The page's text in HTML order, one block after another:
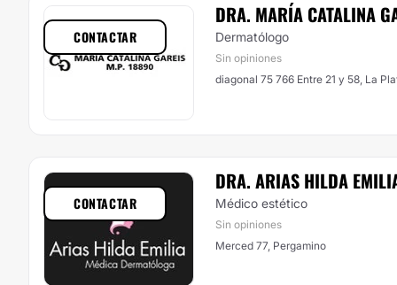
DRA. MARÍA CATALINA
Dermatólogo
Sin opiniones
diagonal 75 766 Entre 21 y 58, La
CONTACTAR
DRA. ARIAS HILDA
Médico estético
Sin opiniones
Merced 77, Pergamino
CONTACTAR